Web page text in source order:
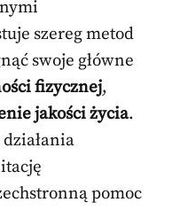
szereg metod
swoje główne
fizycznej,
jakości życia.
pomoc